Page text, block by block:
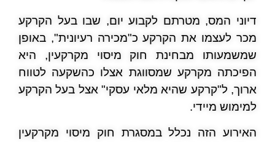
דיוני המס, מטרתם לקבוע יום, שבו בעל הקרקע
מכר לעצמו את הקרקע כ"מכירה רעיונית", באופן
שמשמעותו מבחינת חוק מיסוי מקרקעין, היא
הפיכתה מקרקע שמסווגת אצלו כהשקעה לטווח
ארוך, ל"קרקע שהיא מלאי עסקי" אצל בעל הקרקע
למימוש מיידי.
האירוע הזה נכלל במסגרת חוק מיסוי מקרקעין